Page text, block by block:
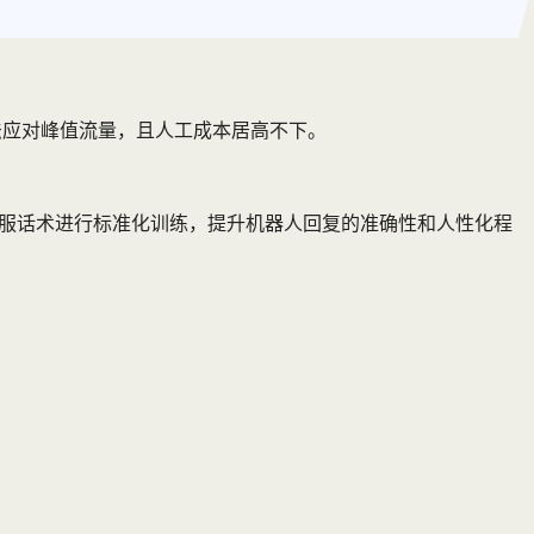
对峰值流量，且人工成本居高不下。
话术进行标准化训练，提升机器人回复的准确性和人性化程